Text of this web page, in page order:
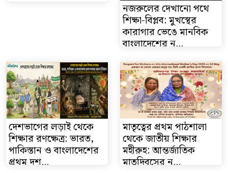
নজরুলের দেখানো পথে
শিক্ষা-বিপ্লব: মুখস্থের
কারাগার ভেঙে মানবিক
বাংলাদেশের ন...
দেশভাগের লড়াই থেকে
শিক্ষার রণক্ষেত্র: ভারত,
পাকিস্তান ও বাংলাদেশের
প্রথম দশ...
মাতৃত্বের প্রথম পাঠশালা
থেকে জাতীয় শিক্ষার
মহীরুহ: আন্তর্জাতিক
মাতৃদিবসের ন...